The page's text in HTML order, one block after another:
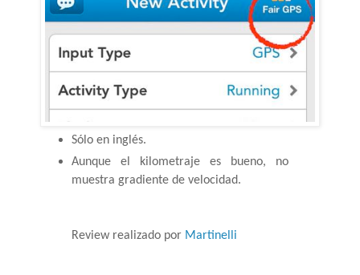
Sólo en inglés.
Aunque el kilometraje es bueno, no
muestra gradiente de velocidad.
Review realizado por Martinelli